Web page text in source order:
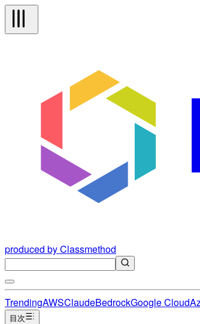
produced by Classmethod
TrendingAWSClaudeBedrockGoogle Cloud
目次